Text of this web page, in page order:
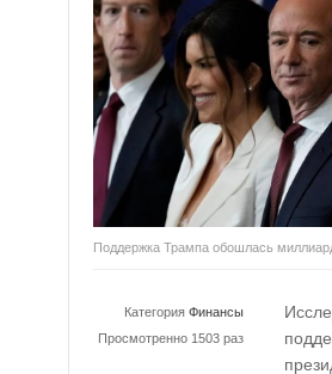
Поддержка Трампа обошлась
Категория Финансы
Просмотренно 1503 раз